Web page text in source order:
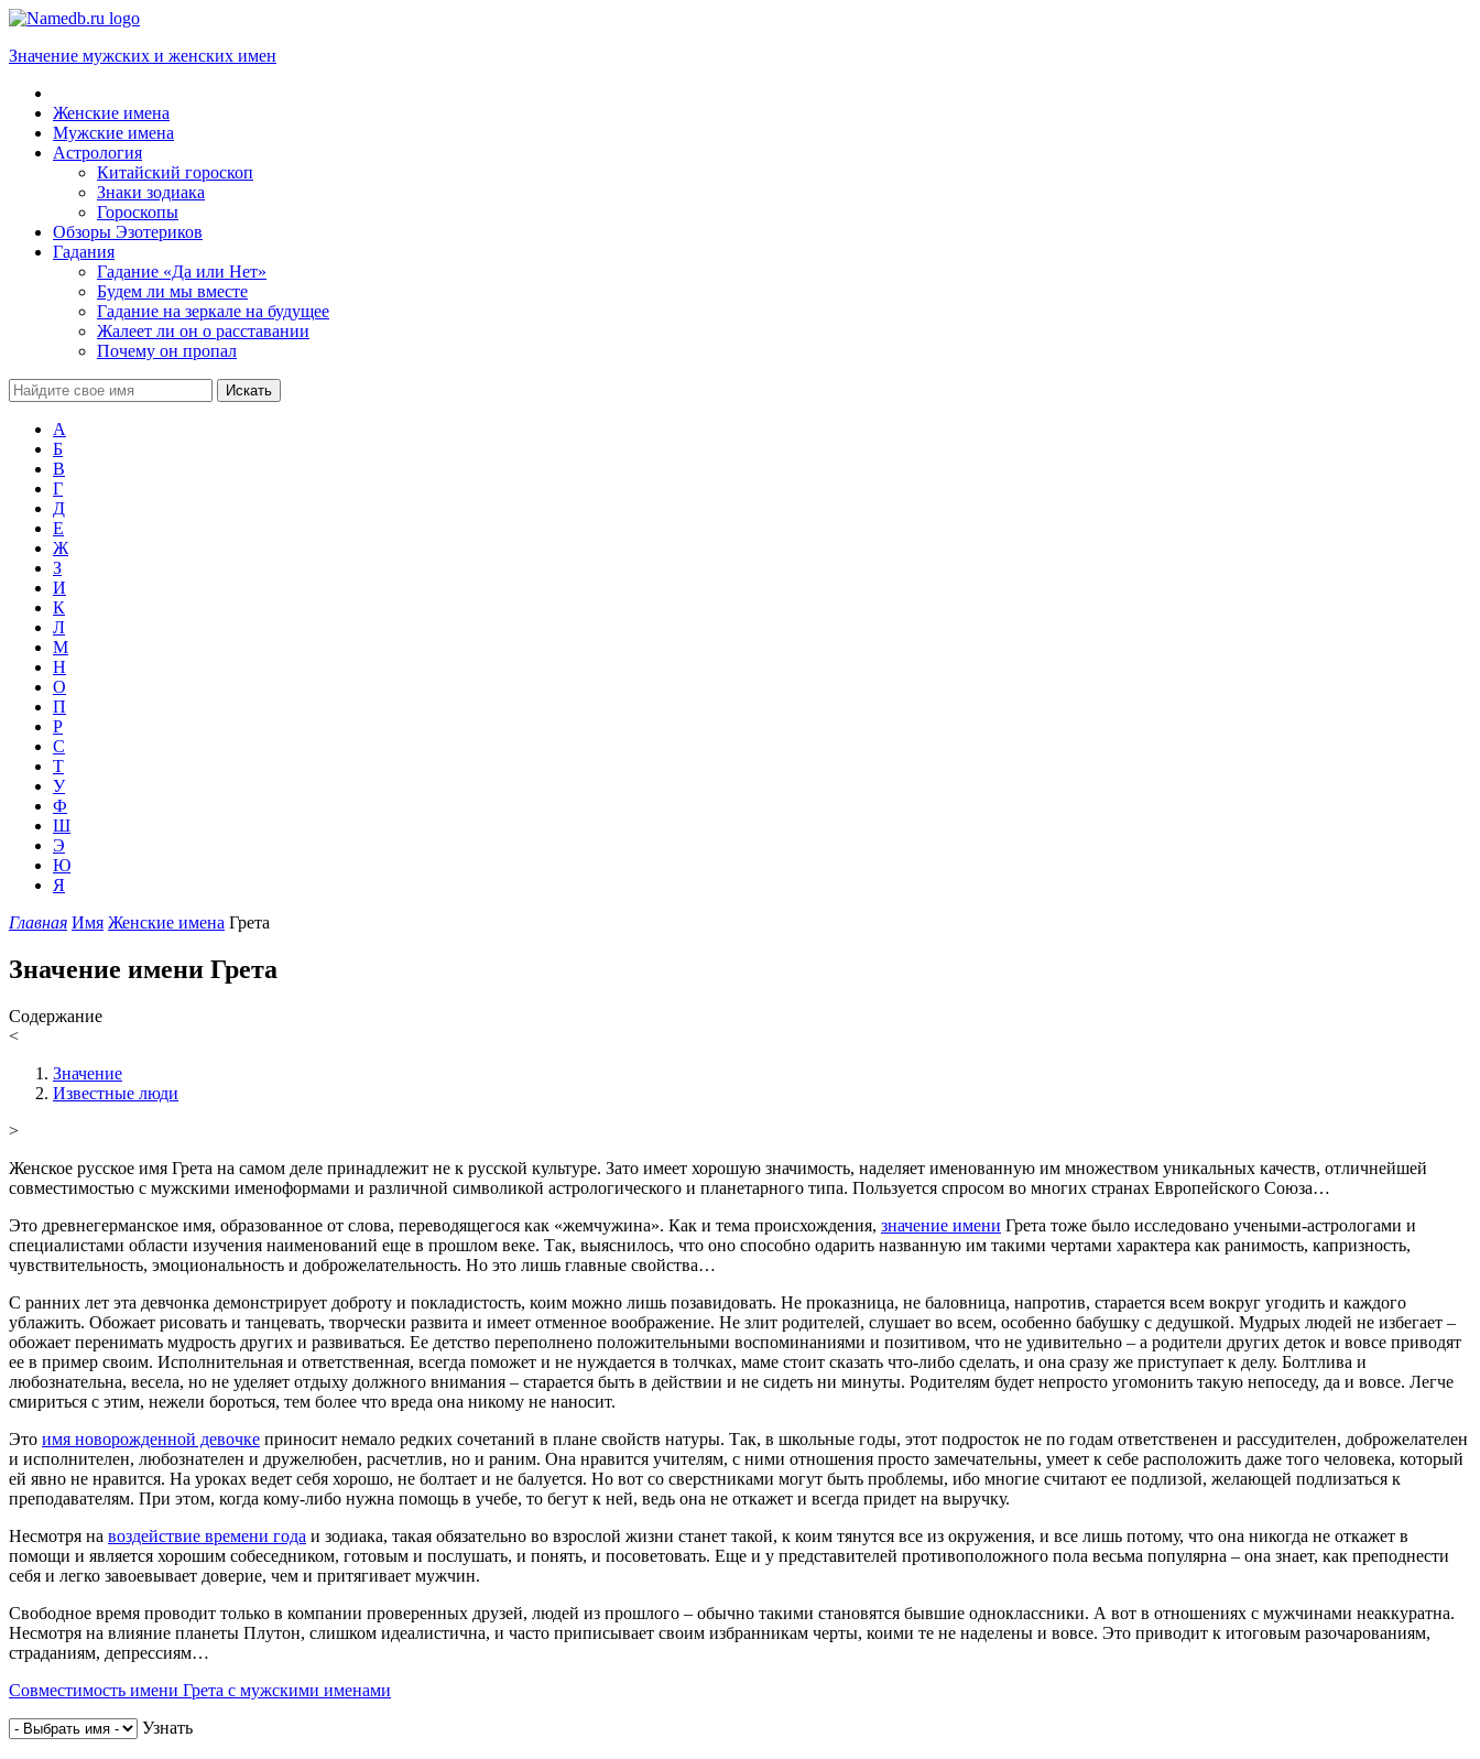
Значение мужских и женских имен
Женские имена
Мужские имена
Астрология
Китайский гороскоп
Знаки зодиака
Гороскопы
Обзоры Эзотериков
Гадания
Гадание «Да или Нет»
Будем ли мы вместе
Гадание на зеркале на будущее
Жалеет ли он о расставании
Почему он пропал
А
Б
В
Г
Д
Е
Ж
З
И
К
Л
М
Н
О
П
Р
С
Т
У
Ф
Ш
Э
Ю
Я
Главная Имя Женские имена Грета
Значение имени Грета
Содержание
<
Значение
Известные люди
>
Женское русское имя Грета на самом деле принадлежит не к русской культуре. Зато имеет хорошую значимость, наделяет именованную им множеством уникальных качеств, отличнейшей
совместимостью с мужскими именоформами и различной символикой астрологического и планетарного типа. Пользуется спросом во многих странах Европейского Союза…
Это древнегерманское имя, образованное от слова, переводящегося как «жемчужина». Как и тема происхождения, значение имени Грета тоже было исследовано учеными-астрологами и
специалистами области изучения наименований еще в прошлом веке. Так, выяснилось, что оно способно одарить названную им такими чертами характера как ранимость, капризность,
чувствительность, эмоциональность и доброжелательность. Но это лишь главные свойства…
С ранних лет эта девчонка демонстрирует доброту и покладистость, коим можно лишь позавидовать. Не проказница, не баловница, напротив, старается всем вокруг угодить и каждого
ублажить. Обожает рисовать и танцевать, творчески развита и имеет отменное воображение. Не злит родителей, слушает во всем, особенно бабушку с дедушкой. Мудрых людей не избегает –
обожает перенимать мудрость других и развиваться. Ее детство переполнено положительными воспоминаниями и позитивом, что не удивительно – а родители других деток и вовсе приводят
ее в пример своим. Исполнительная и ответственная, всегда поможет и не нуждается в толчках, маме стоит сказать что-либо сделать, и она сразу же приступает к делу. Болтлива и
любознательна, весела, но не уделяет отдыху должного внимания – старается быть в действии и не сидеть ни минуты. Родителям будет непросто угомонить такую непоседу, да и вовсе. Легче
смириться с этим, нежели бороться, тем более что вреда она никому не наносит.
Это имя новорожденной девочке приносит немало редких сочетаний в плане свойств натуры. Так, в школьные годы, этот подросток не по годам ответственен и рассудителен, доброжелателен
и исполнителен, любознателен и дружелюбен, расчетлив, но и раним. Она нравится учителям, с ними отношения просто замечательны, умеет к себе расположить даже того человека, который
ей явно не нравится. На уроках ведет себя хорошо, не болтает и не балуется. Но вот со сверстниками могут быть проблемы, ибо многие считают ее подлизой, желающей подлизаться к
преподавателям. При этом, когда кому-либо нужна помощь в учебе, то бегут к ней, ведь она не откажет и всегда придет на выручку.
Несмотря на воздействие времени года и зодиака, такая обязательно во взрослой жизни станет такой, к коим тянутся все из окружения, и все лишь потому, что она никогда не откажет в
помощи и является хорошим собеседником, готовым и послушать, и понять, и посоветовать. Еще и у представителей противоположного пола весьма популярна – она знает, как преподнести
себя и легко завоевывает доверие, чем и притягивает мужчин.
Свободное время проводит только в компании проверенных друзей, людей из прошлого – обычно такими становятся бывшие одноклассники. А вот в отношениях с мужчинами неаккуратна.
Несмотря на влияние планеты Плутон, слишком идеалистична, и часто приписывает своим избранникам черты, коими те не наделены и вовсе. Это приводит к итоговым разочарованиям,
страданиям, депрессиям…
Совместимость имени Грета с мужскими именами
Узнать